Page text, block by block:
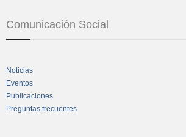
Comunicación Social
Noticias
Eventos
Publicaciones
Preguntas frecuentes